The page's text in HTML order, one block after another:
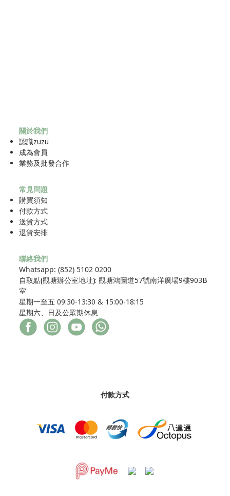
關於我們
認識zuzu
成為會員
業務及批發合作
常見問題
購買須知
付款方式
送貨方式
退貨安排
聯絡我們
Whatsapp: (852) 5102 0200
自取點(觀塘辦公室地址): 觀塘鴻圖道57號南洋廣場9樓903B
室
星期一至五 09:30-13:30 & 15:00-18:15
星期六、日及公眾期休息
付款方式